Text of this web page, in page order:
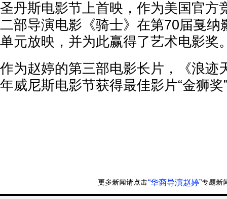
圣丹斯电影节上首映，作为美国官方
二部导演电影《骑士》在第70届戛纳
单元放映，并为此赢得了艺术电影奖
作为赵婷的第三部电影长片，《浪迹
年威尼斯电影节获得最佳影片“金狮奖
“华裔导演赵婷”